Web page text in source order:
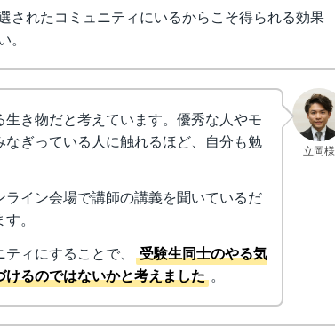
されたコミュニティにいるからこそ得られる効果
立岡様
き物だと考えています。優秀な人やモ
ぎっている人に触れるほど、自分も勉
イン会場で講師の講義を聞いているだ
。
ィにすることで、
受験生同士のやる気
るのではないかと考えました 。